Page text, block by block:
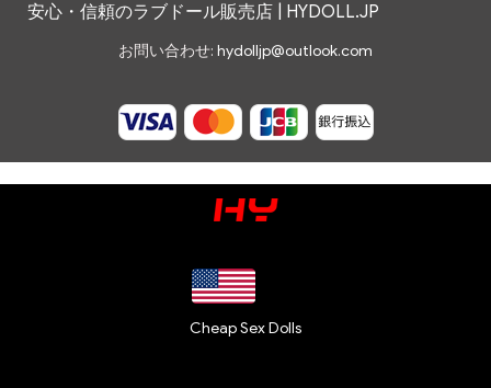
安心・信頼のラブドール販売店 | HYDOLL.JP
お問い合わせ: hydolljp@outlook.com
Cheap Sex Dolls